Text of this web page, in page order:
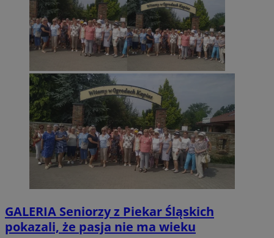
GALERIA Seniorzy z Piekar Śląskich
pokazali, że pasja nie ma wieku